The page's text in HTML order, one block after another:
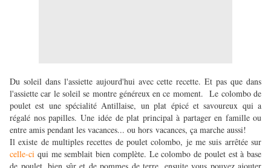
Du soleil dans l'assiette aujourd'hui avec cette recette. Et pas que dans
l'assiette car le soleil se montre généreux en ce moment. Le colombo de
poulet est une spécialité Antillaise, un plat épicé et savoureux qui a
régalé nos papilles. Une idée de plat principal à partager en famille ou
entre amis pendant les vacances... ou hors vacances, ça marche aussi!
Il existe de multiples recettes de poulet colombo, je me suis arrêtée sur
celle-ci qui me semblait bien complète. Le colombo de poulet est à base